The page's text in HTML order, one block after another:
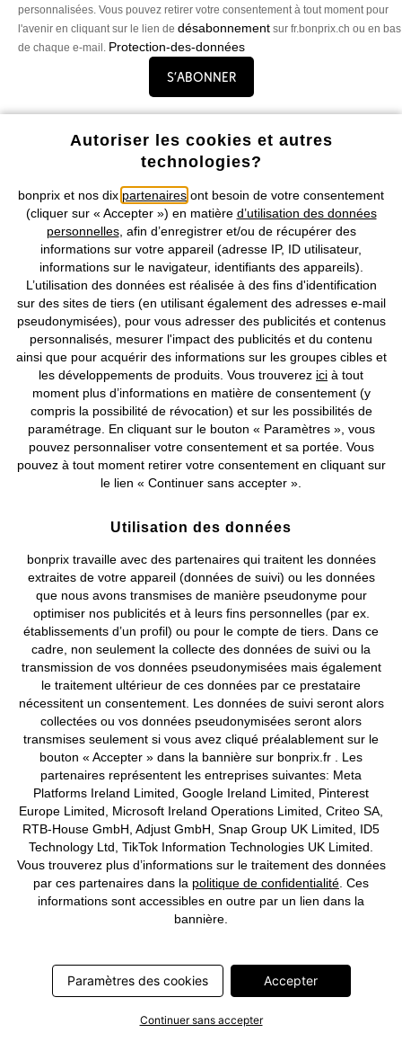
personnalisées. Vous pouvez retirer votre consentement à tout moment pour
l'avenir en cliquant sur le lien de désabonnement sur fr.bonprix.ch ou en bas
de chaque e-mail. Protection-des-données
S’abonner
Profitez de tous les avantages de notre appli !
Nos Moyens de Paiement
Nos Services
Nos Collections
Notre Entreprise
Prix indiqués TVA comprise avec en susfrais de port & de service
CGV Données personnelles Paramètres des cookies
Mentions légales Résilier le contrat
©2026 bonprix. Tous droits réservés.
Deutsch Français
Autoriser les cookies et autres
technologies?
bonprix et nos dix partenaires ont besoin de votre consentement
(cliquer sur « Accepter ») en matière d’utilisation des données
personnelles, afin d’enregistrer et/ou de récupérer des
informations sur votre appareil (adresse IP, ID utilisateur,
informations sur le navigateur, identifiants des appareils).
L’utilisation des données est réalisée à des fins d'identification
sur des sites de tiers (en utilisant également des adresses e-mail
pseudonymisées), pour vous adresser des publicités et contenus
personnalisés, mesurer l'impact des publicités et du contenu
ainsi que pour acquérir des informations sur les groupes cibles et
les développements de produits. Vous trouverez ici à tout
moment plus d’informations en matière de consentement (y
compris la possibilité de révocation) et sur les possibilités de
paramétrage. En cliquant sur le bouton « Paramètres », vous
pouvez personnaliser votre consentement et sa portée. Vous
pouvez à tout moment retirer votre consentement en cliquant sur
le lien « Continuer sans accepter ».
Utilisation des données
bonprix travaille avec des partenaires qui traitent les données
extraites de votre appareil (données de suivi) ou les données
que nous avons transmises de manière pseudonyme pour
optimiser nos publicités et à leurs fins personnelles (par ex.
établissements d’un profil) ou pour le compte de tiers. Dans ce
cadre, non seulement la collecte des données de suivi ou la
transmission de vos données pseudonymisées mais également
le traitement ultérieur de ces données par ce prestataire
nécessitent un consentement. Les données de suivi seront alors
collectées ou vos données pseudonymisées seront alors
transmises seulement si vous avez cliqué préalablement sur le
bouton « Accepter » dans la bannière sur bonprix.fr . Les
partenaires représentent les entreprises suivantes: Meta
Platforms Ireland Limited, Google Ireland Limited, Pinterest
Europe Limited, Microsoft Ireland Operations Limited, Criteo SA,
RTB-House GmbH, Adjust GmbH, Snap Group UK Limited, ID5
Technology Ltd, TikTok Information Technologies UK Limited.
Vous trouverez plus d’informations sur le traitement des données
par ces partenaires dans la politique de confidentialité . Ces
informations sont accessibles en outre par un lien dans la
bannière.
Paramètres des cookies Accepter
Continuer sans accepter